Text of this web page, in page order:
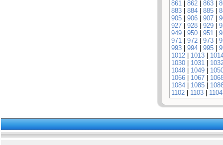
861 | 862 | 863 |
883 | 884 | 885 |
905 | 906 | 907 |
927 | 928 | 929 |
949 | 950 | 951 |
971 | 972 | 973 |
993 | 994 | 995 |
1012 | 1013 |
1030 | 1031 |
1048 | 1049 |
1066 | 1067 |
1084 | 1085 |
1102 | 1103 | 1104